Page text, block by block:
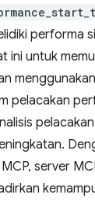
performa
ini untuk
pelacakan
server